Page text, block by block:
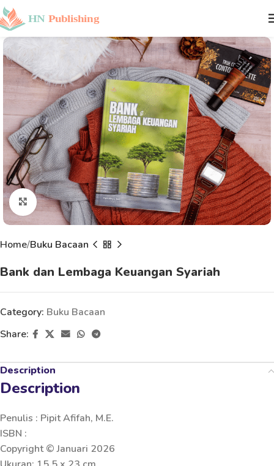
Click to enlarge
Home Buku Bacaan
Bank dan Lembaga Keuangan Syariah
Category: Buku Bacaan
Share:
Description
Description
Penulis : Pipit Afifah, M.E.
ISBN :
Copyright © Januari 2026